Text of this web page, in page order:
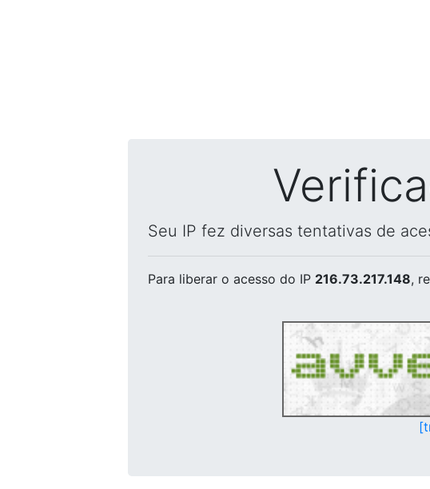
Seu IP fez diversas tentativas de
Para liberar o acesso do IP 216.73.217.148,